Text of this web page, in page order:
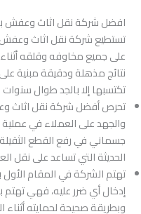
افضل شركة نقل اثاث وعفش
تستطيع شركة نقل اثاث وعفش
على جميع مخاوفه وقلقه
نتائج مذهلة ودقيقة مبنية
تكتسبها إلا بالجد طوال
تحرص أفضل شركة نقل اثاث
والجهد على العملاء في
جسماني في رفع القطع
الحديثة التي تساعد على نقل
تهتم الشركة في المقام
إدخال أي ضرر عليه، فهي تهتم
وبطريقة صحيحة لحمايته أثناء